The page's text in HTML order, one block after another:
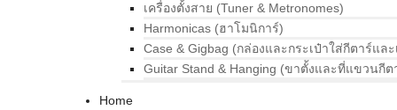
เครื่องตั้งสาย (Tuner & Metronomes)
Harmonicas (ฮาโมนิการ์)
Case & Gigbag (กล่องและกระเป๋าใส่กีตาร์และ
Guitar Stand & Hanging (ขาตั้งและที่แขวนกีต
Home